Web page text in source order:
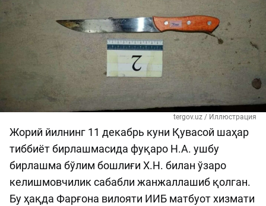
tergov.uz / Иллюстрация
Жорий йилнинг 11 декабрь куни Қувасой шаҳар
тиббиёт бирлашмасида фуқаро Н.А. ушбу
бирлашма бўлим бошлиғи Х.Н. билан ўзаро
келишмовчилик сабабли жанжаллашиб қолган.
Бу ҳақда Фарғона вилояти ИИБ матбуот хизмати